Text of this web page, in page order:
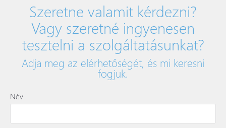
Szeretne valamit kérdezni?
Vagy szeretné ingyenesen
tesztelni a szolgáltatásunkat?
Adja meg az elérhetőségét, és mi keresni
fogjuk.
Név